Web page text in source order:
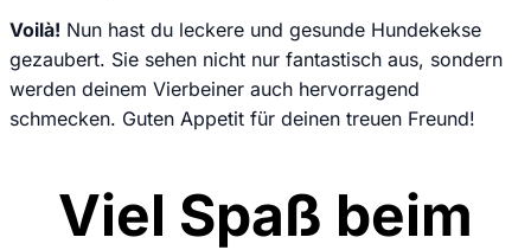
Voilà! Nun hast du leckere und gesunde Hundekekse
gezaubert. Sie sehen nicht nur fantastisch aus, sondern
werden deinem Vierbeiner auch hervorragend
schmecken. Guten Appetit für deinen treuen Freund!
Viel Spaß beim